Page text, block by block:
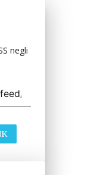
negli